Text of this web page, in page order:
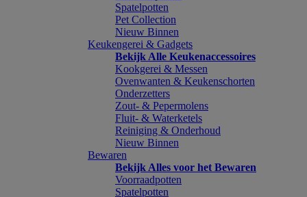
Spatelpotten
Pet Collection
Nieuw Binnen
Keukengerei & Gadgets
Bekijk Alle Keukenaccessoires
Kookgerei & Messen
Ovenwanten & Keukenschorten
Onderzetters
Zout- & Pepermolens
Fluit- & Waterketels
Reiniging & Onderhoud
Nieuw Binnen
Bewaren
Bekijk Alles voor het Bewaren
Voorraadpotten
Spatelpotten